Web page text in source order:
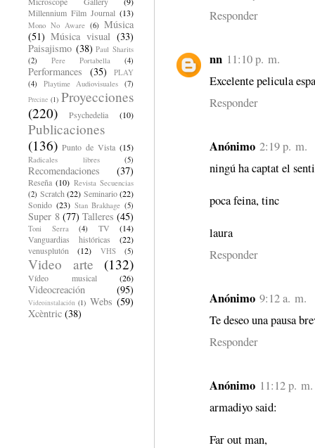
Responder
nn 11:10 p. m.
Excelente pelicula
Responder
Anónimo 2:19 p. m.
ningú ha captat el
poca feina, tinc
laura
Responder
Anónimo 9:12 a. m.
Te deseo una pausa
Responder
Anónimo 11:12 p. m.
armadiyo said:
Far out man,
Millennium Film Journal (13)
Mono No Aware (6) Música
(51) Música visual (33)
Paisajismo (38) Paul Sharits
(2)
Pere Portabella (4)
Performances (35)
PLAY
(4)
Playtime Audiovisuales (7)
Precine (1) Proyecciones
(220)
Psychedelia (10)
Publicaciones
(136) Punto de Vista (15)
Radicales libres (5)
Recomendaciones (37)
Reseña (10) Revista Secuencias
(2) Scratch (22) Seminario (22)
Sonido (23) Stan Brakhage (5)
Super 8 (77) Talleres (45)
Toni Serra (4) TV
(14)
Vanguardias históricas
(22)
venusplutón
(12) VHS (5)
Video arte (132)
Vídeo musical (26)
Videocreación (95)
Videoinstalación (1) Webs (59)
Xcèntric (38)